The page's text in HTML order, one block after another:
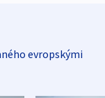
evropskými